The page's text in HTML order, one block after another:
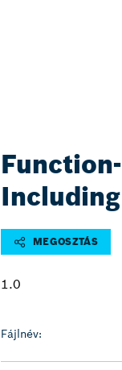
MEGOSZTÁS
1.0
Fájlnév: